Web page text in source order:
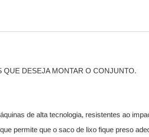
DESEJA MONTAR O CONJUNTO.
de alta tecnologia, resistentes ao
permite que o saco de lixo fique preso